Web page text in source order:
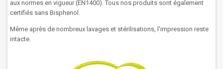
aux normes en vigueur (EN1400). Tous nos produits sont également
certifiés sans Bisphenol.
Même après de nombreux lavages et stérilisations, l'impression reste
intacte.